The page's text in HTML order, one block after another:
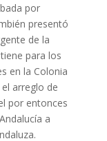
por
presentó
de la
para los
en la Colonia
arreglo de
por entonces
a